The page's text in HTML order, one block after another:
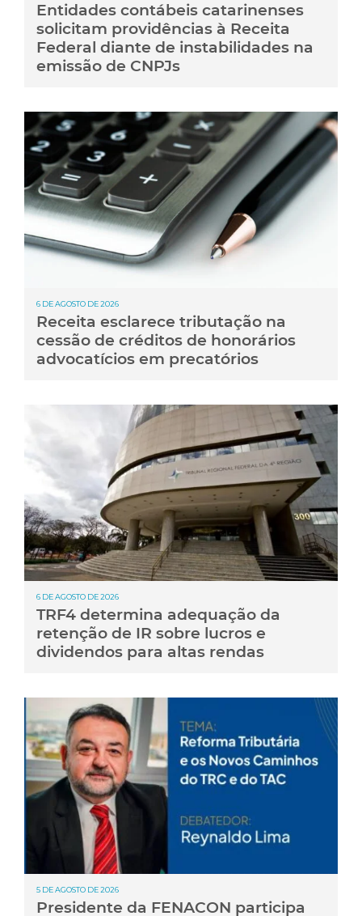
Entidades contábeis catarinenses
solicitam providências à Receita
Federal diante de instabilidades na
emissão de CNPJs
6 DE AGOSTO DE 2026
Receita esclarece tributação na
cessão de créditos de honorários
advocatícios em precatórios
6 DE AGOSTO DE 2026
TRF4 determina adequação da
retenção de IR sobre lucros e
dividendos para altas rendas
5 DE AGOSTO DE 2026
Presidente da FENACON participa